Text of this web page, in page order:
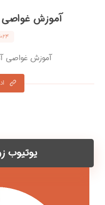
آموزش غواصی
آموزش غواصی
یوتیوب